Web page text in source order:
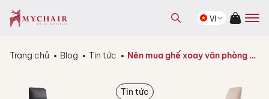
phẩm
Tìm
kiếmVI
Trang chủ Blog Tin tức Nên mua ghế xoay văn phòng nhập khẩu hay nội địa?
Tin tức